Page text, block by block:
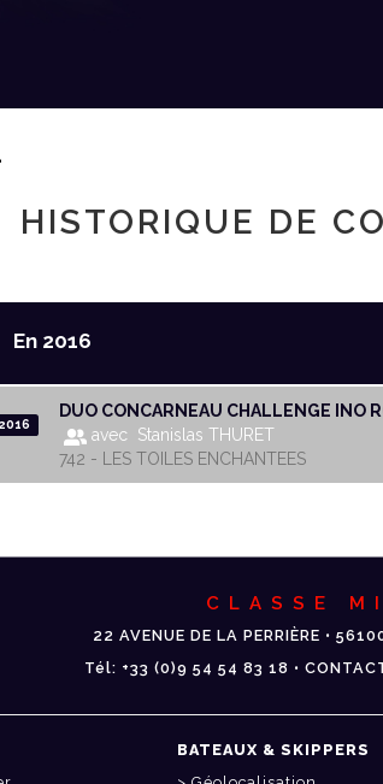
HISTORIQUE DE
En 2016
DUO CONCARNEAU CHALLENGE INO
avec Stanislas THURET
742 - LES TOILES ENCHANTEES
CLASSE
22 AVENUE DE LA PERRIÈRE •
Tél: +33 (0)9 54 54 83 18 •
BATEAUX & SKIPPERS